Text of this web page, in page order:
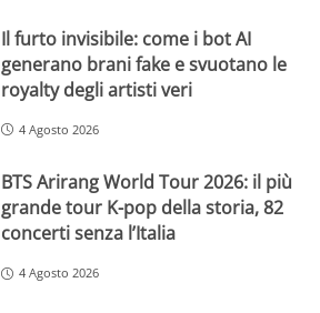
Il furto invisibile: come i bot AI
generano brani fake e svuotano le
royalty degli artisti veri
4 Agosto 2026
BTS Arirang World Tour 2026: il più
grande tour K-pop della storia, 82
concerti senza l’Italia
4 Agosto 2026